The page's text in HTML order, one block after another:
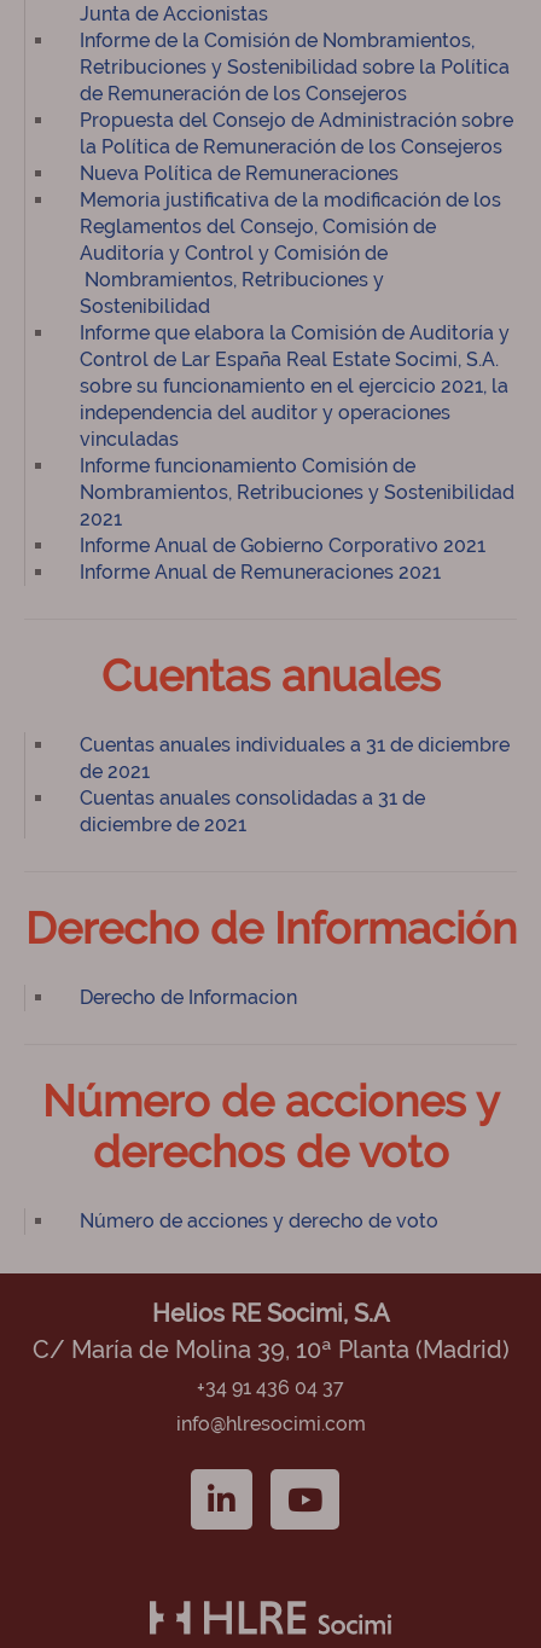
Junta de Accionistas
Informe de la Comisión de Nombramientos,
Retribuciones y Sostenibilidad sobre la Política
de Remuneración de los Consejeros
Propuesta del Consejo de Administración sobre
la Política de Remuneración de los Consejeros
Nueva Política de Remuneraciones
Memoria justificativa de la modificación de los
Reglamentos del Consejo, Comisión de
Auditoría y Control y Comisión de
Nombramientos, Retribuciones y
Sostenibilidad
Informe que elabora la Comisión de Auditoría y
Control de Lar España Real Estate Socimi, S.A.
sobre su funcionamiento en el ejercicio 2021, la
independencia del auditor y operaciones
vinculadas
Informe funcionamiento Comisión de
Nombramientos, Retribuciones y Sostenibilidad
2021
Informe Anual de Gobierno Corporativo 2021
Informe Anual de Remuneraciones 2021
Cuentas anuales
Cuentas anuales individuales a 31 de diciembre
de 2021
Cuentas anuales consolidadas a 31 de
diciembre de 2021
Derecho de Información
Derecho de Informacion
Número de acciones y
derechos de voto
Número de acciones y derecho de voto
Helios RE Socimi, S.A
C/ María de Molina 39, 10ª Planta (Madrid)
+34 91 436 04 37
info@hlresocimi.com